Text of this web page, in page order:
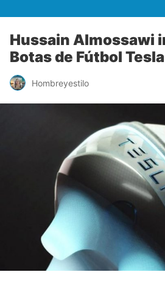
Hussain Almossawi
Botas de Fútbol Tesla
Hombreyestilo